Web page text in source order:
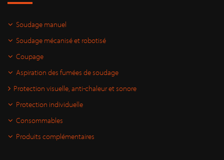
Soudage manuel
Soudage mécanisé et robotisé
Coupage
Aspiration des fumées de soudage
Protection visuelle, anti-chaleur et sonore
Protection individuelle
Consommables
Produits complémentaires